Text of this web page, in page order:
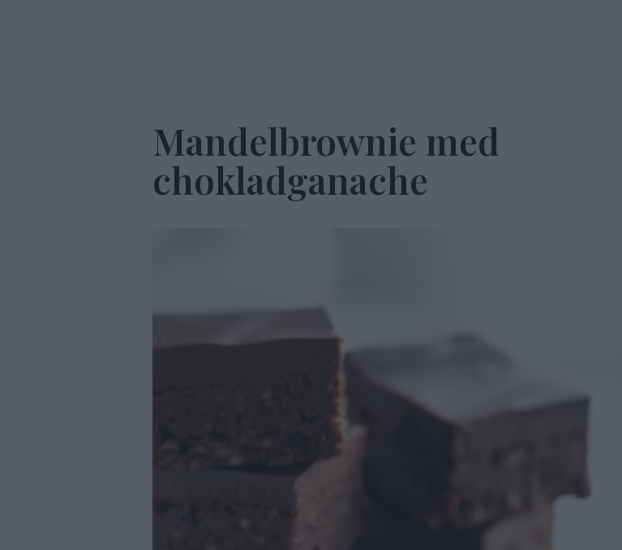
Mandelbrownie med
chokladganache